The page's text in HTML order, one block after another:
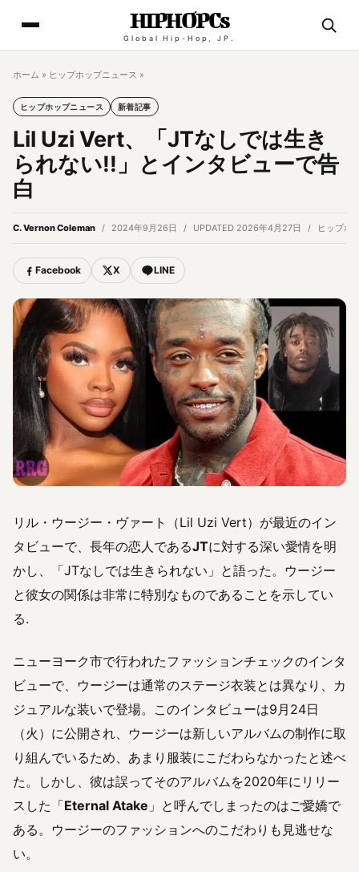
HIPHOPCs
Global Hip-Hop, JP.
ホーム » ヒップホップニュース »
ヒップホップニュース 新着記事
Lil Uzi Vert、「JTなしでは生き
られない!!」とインタビューで告
白
C. Vernon Coleman 2024年9月26日 UPDATED 2026年4月27日 ヒップホ
Facebook X LINE
リル・ウージー・ヴァート（Lil Uzi Vert）が最近のイン
タビューで、長年の恋人であるJTに対する深い愛情を明
かし、「JTなしでは生きられない」と語った。ウージー
と彼女の関係は非常に特別なものであることを示してい
る.
ニューヨーク市で行われたファッションチェックのインタ
ビューで、ウージーは通常のステージ衣装とは異なり、カ
ジュアルな装いで登場。このインタビューは9月24日
（火）に公開され、ウージーは新しいアルバムの制作に取
り組んでいるため、あまり服装にこだわらなかったと述べ
た。しかし、彼は誤ってそのアルバムを2020年にリリー
スした「Eternal Atake 」と呼んでしまったのはご愛嬌で
ある。ウージーのファッションへのこだわりも見逃せな
い。